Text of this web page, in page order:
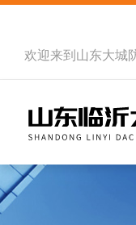
欢迎来到 山东大城